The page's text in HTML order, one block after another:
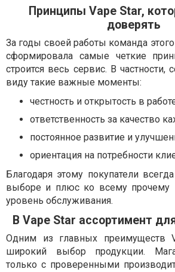
Принципы Vape Star,
доверять
За годы своей работы команда
сформировала самые четкие
строится весь сервис. В
виду такие важные моменты:
честность и открытость в
ответственность за качество
постоянное развитие и
ориентация на потребности
Благодаря этому покупатели
выборе и плюс ко всему прочему
уровень обслуживания.
В Vape Star ассортимент
Одним из главных преимуществ
широкий выбор продукции.
только с проверенными